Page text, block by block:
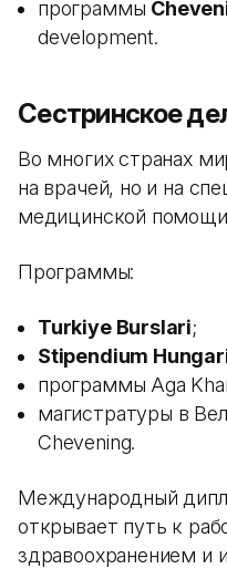
программы
development.
Сестринское
Во многих странах
на врачей, но и на
медицинской
Программы:
Turkiye Burslari;
Stipendium
программы Aga
магистратуры в
Chevening.
Международный
открывает путь к
здравоохранением и